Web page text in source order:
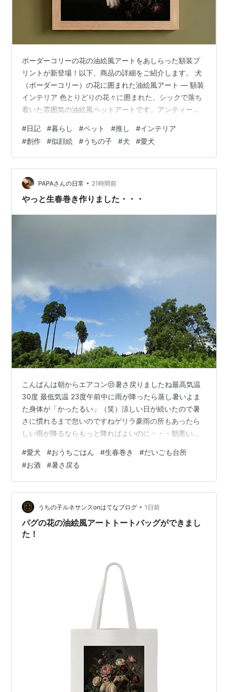
ボーダーコリーの花の油絵風アートをあしらった額装プ
リントが新登場！以下、商品の詳細をご紹介します。 犬
（ボーダーコリー）の花に囲まれた油絵風アート ― 額装
インテリア 色とりどりの花々に囲まれた、シックで落ち
着いた雰囲気の油絵風ペットアートです。アンティーク
に彩ります。 ◆ 商品内容・A4サイズ（210mm ×
297mm）高品質プリント・木目調フレーム付き（届いて
すぐ飾れます）・壁掛け対応 ◆ こんな方におすすめ・犬
好きな方へのプレゼントに・リビングや寝室を華やかに
飾るインテリアに ◆ 発送について・丁寧に梱包してお届
けします・ご購入から4〜…
#日記 #暮らし #ペット #推し #インテリア
#創作 #似顔絵 #うちの子 #犬 #愛犬
PAPAさんの日常 • 21時間前
やっと生春巻き作りました・・・
こんばんは朝からエアコン😒暑さ戻りましたね最高気温
30度 最低気温 23度午前中に雨が降ったら蒸し暑いよま
た身体が「かったるい」（笑）涼しい日が続いたので暑
さに慣れるまで怠いのですねゲリラ豪雨の所もあったら
しい雨が降るならもっと降ればよいのに・・・朝黒い雲
けどカメラ電池切れで撮れず 「そら君」抱っこだって
（笑）蒸し暑いから嫌なのね その後元気に歩きましたよ
デイリーヤマザキへ豆いっぱい大福好きなのです主人は
「ヨモギ派」ね（笑） 収穫・収穫モロヘイヤ・ミニトマ
ト・大葉・オクラ 晩ご飯鶏チャーシュー鍋ver生春巻きト
マトのサラダ肉豆腐（残り）モ…
#愛犬 #おうちごはん #生春巻き #だいごも台所
#お酒 #暑さ戻る
うちの子ルネサンスonはてなブログ • 1日前
パグの花の油絵風アートトートバッグができまし
た！